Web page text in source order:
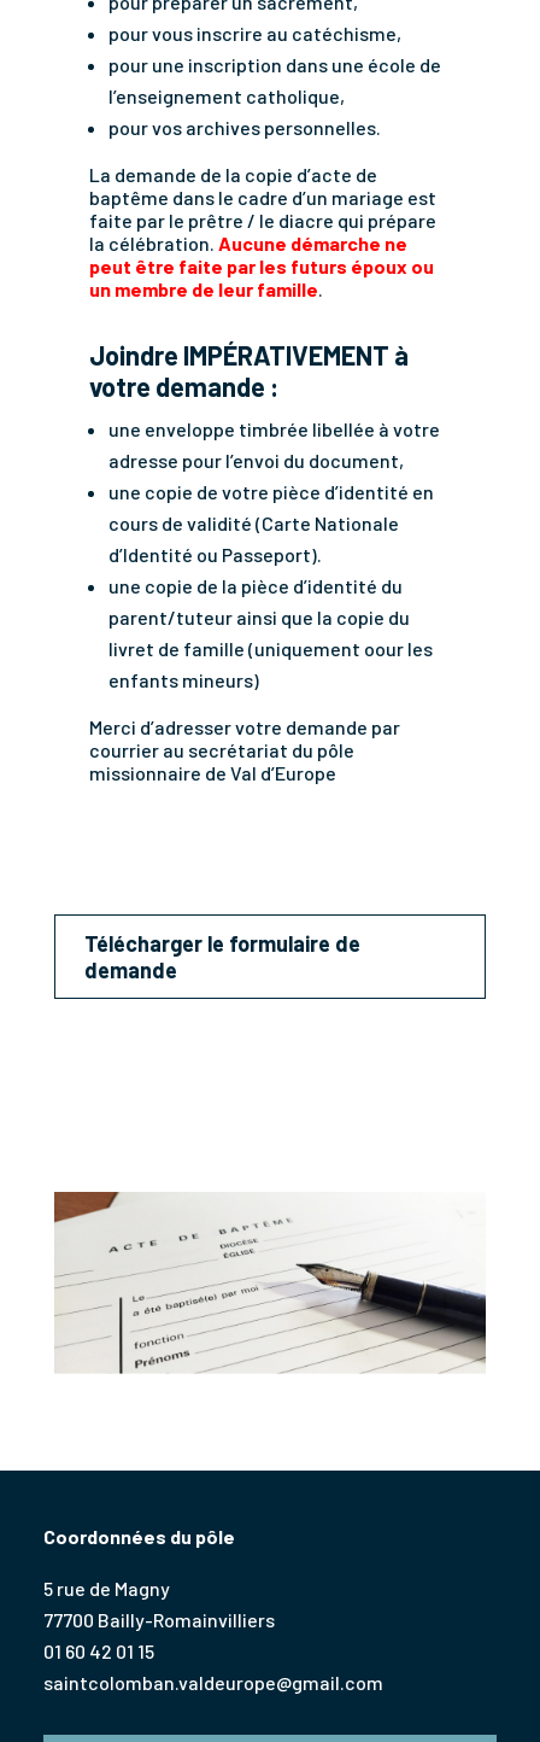
pour vous inscrire au catéchisme,
pour une inscription dans une école de
l’enseignement catholique,
pour vos archives personnelles.
La demande de la copie d’acte de
baptême dans le cadre d’un mariage est
faite par le prêtre / le diacre qui prépare
la célébration. Aucune démarche ne
peut être faite par les futurs époux ou
un membre de leur famille.
Joindre IMPÉRATIVEMENT à
votre demande :
une enveloppe timbrée libellée à votre
adresse pour l’envoi du document,
une copie de votre pièce d’identité en
cours de validité (Carte Nationale
d’Identité ou Passeport).
une copie de la pièce d’identité du
parent/tuteur ainsi que la copie du
livret de famille (uniquement oour les
enfants mineurs)
Merci d’adresser votre demande par
courrier au secrétariat du pôle
missionnaire de Val d’Europe
Télécharger le formulaire de
demande
Coordonnées du pôle
5 rue de Magny
77700 Bailly-Romainvilliers
01 60 42 01 15
saintcolomban.valdeurope@gmail.com